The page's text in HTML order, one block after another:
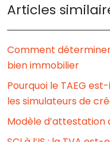
Articles
Comment
bien immobilier
Pourquoi le TAEG
les simulateurs de
Modèle d’attestation